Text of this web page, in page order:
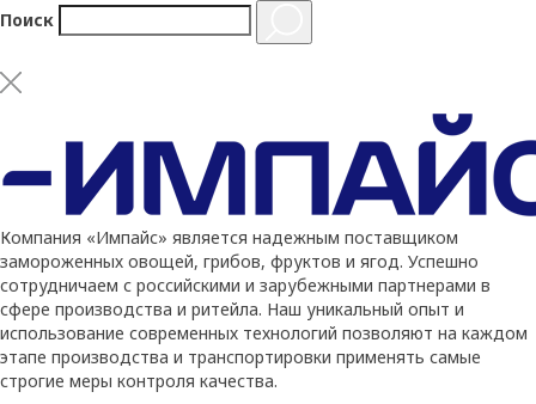
Поиск
Компания «Импайс» является надежным поставщиком
замороженных овощей, грибов, фруктов и ягод. Успешно
сотрудничаем с российскими и зарубежными партнерами в
сфере производства и ритейла. Наш уникальный опыт и
использование современных технологий позволяют на каждом
этапе производства и транспортировки применять самые
строгие меры контроля качества.